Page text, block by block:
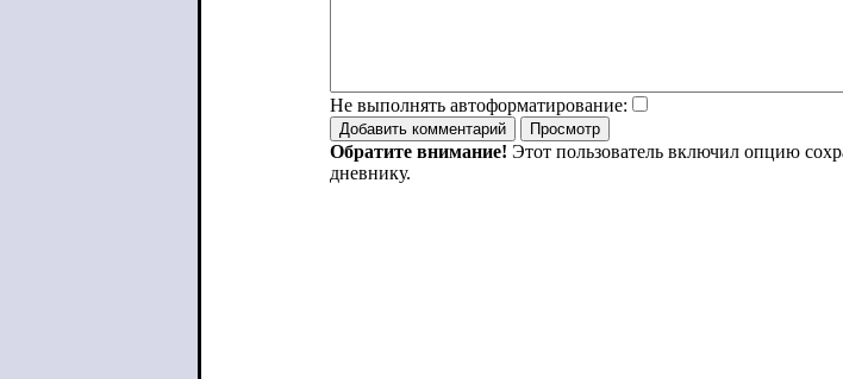
Не выполнять автоформатирование:
Обратите внимание! Этот пользователь включил опцию
дневнику.